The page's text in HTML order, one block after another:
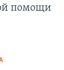
помощи